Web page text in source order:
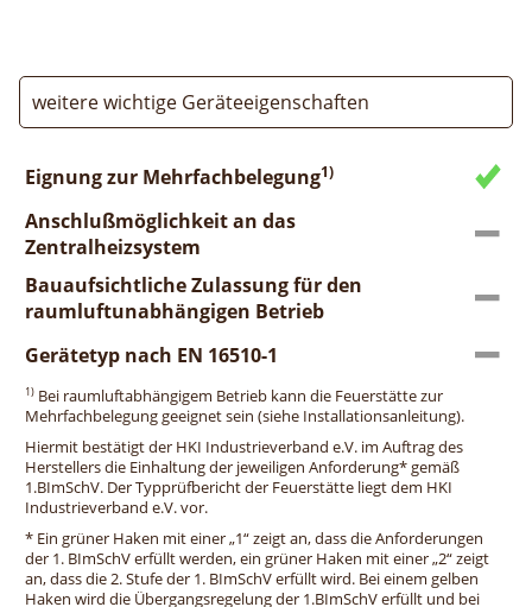
weitere wichtige Geräteeigenschaften
Eignung zur Mehrfachbelegung1)
Anschlußmöglichkeit an das
Zentralheizsystem
Bauaufsichtliche Zulassung für den
raumluftunabhängigen Betrieb
Gerätetyp nach EN 16510-1
1) Bei raumluftabhängigem Betrieb kann die Feuerstätte zur
Mehrfachbelegung geeignet sein (siehe Installationsanleitung).
Hiermit bestätigt der HKI Industrieverband e.V. im Auftrag des
Herstellers die Einhaltung der jeweiligen Anforderung* gemäß
1.BImSchV. Der Typprüfbericht der Feuerstätte liegt dem HKI
Industrieverband e.V. vor.
* Ein grüner Haken mit einer „1“ zeigt an, dass die Anforderungen
der 1. BImSchV erfüllt werden, ein grüner Haken mit einer „2“ zeigt
an, dass die 2. Stufe der 1. BImSchV erfüllt wird. Bei einem gelben
Haken wird die Übergangsregelung der 1.BImSchV erfüllt und bei